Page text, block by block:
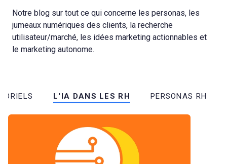
Notre blog sur tout ce qui concerne les personas, les
jumeaux numériques des clients, la recherche
utilisateur/marché, les idées marketing actionnables et
le marketing autonome.
L'IA DANS LES RH PERSONAS RH